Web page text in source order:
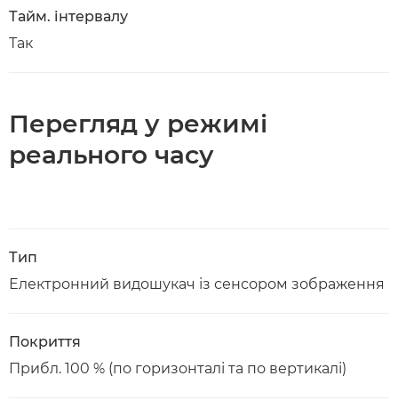
Тайм. інтервалу
Так
Перегляд у режимі
реального часу
Тип
Електронний видошукач із сенсором зображення
Покриття
Прибл. 100 % (по горизонталі та по вертикалі)